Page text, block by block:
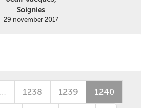
Soignies
29 november 2017
… 1238 1239 1240